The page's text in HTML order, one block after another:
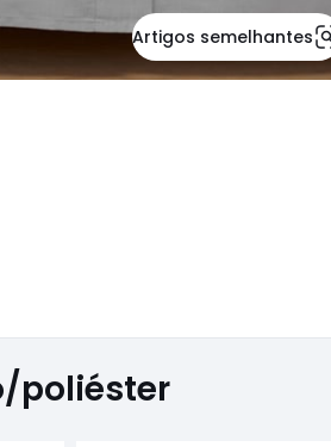
Artigos semelhantes
poliéster